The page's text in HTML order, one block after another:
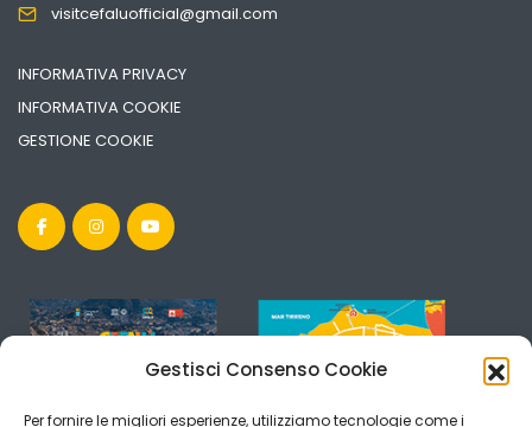
Gestisci Consenso Cookie
Per fornire le migliori esperienze, utilizziamo tecnologie come i
visitcefaluofficial@gmail.com
INFORMATIVA PRIVACY
INFORMATIVA COOKIE
GESTIONE COOKIE